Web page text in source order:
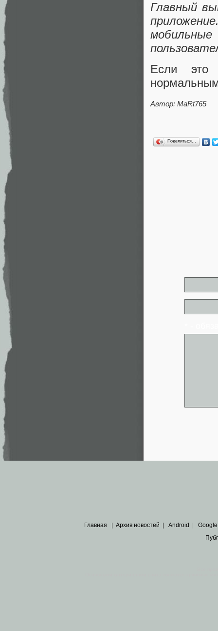
Главный
Если это
Автор: MaRt765
Поделиться…
Главная Архив новостей Android Google